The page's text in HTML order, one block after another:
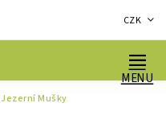
CZK
Jezerní Mušky